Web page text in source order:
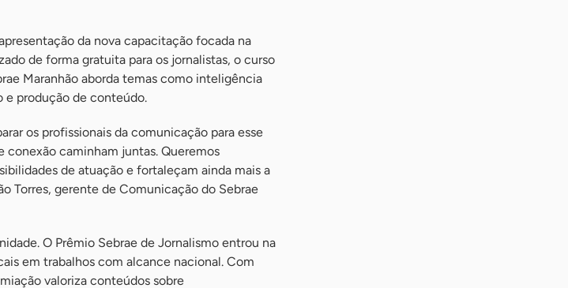
da nova capacitação focada na
de forma gratuita para os jornalistas, o curso
Maranhão aborda temas como inteligência
produção de conteúdo.
os profissionais da comunicação para esse
caminham juntas. Queremos
de atuação e fortaleçam ainda mais a
Torres, gerente de Comunicação do Sebrae
O Prêmio Sebrae de Jornalismo entrou na
em trabalhos com alcance nacional. Com
valoriza conteúdos sobre